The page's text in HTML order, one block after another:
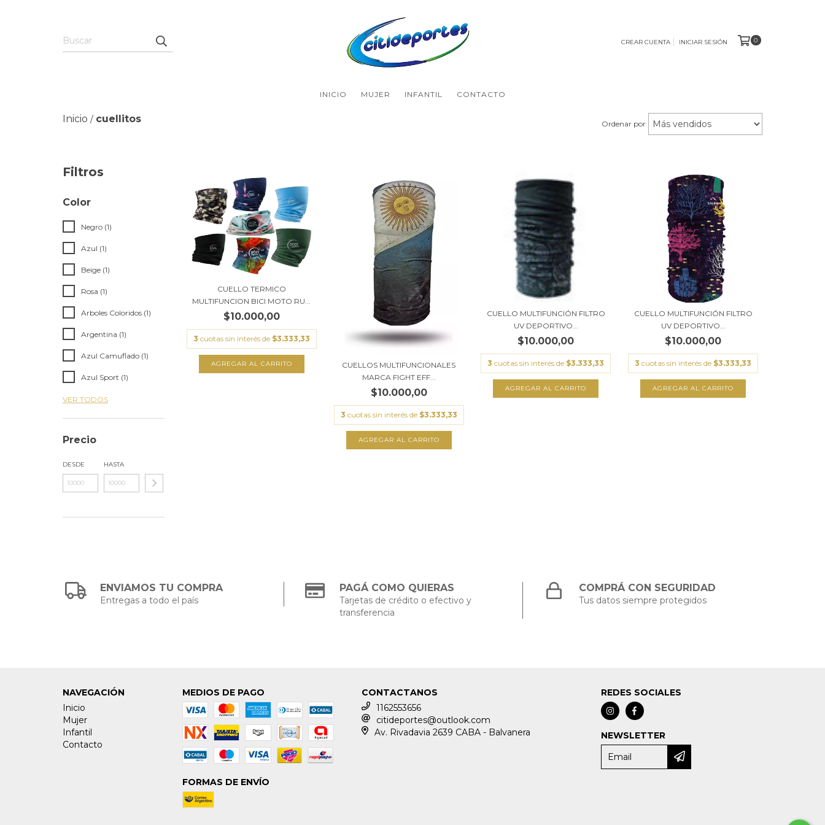
CREAR CUENTA INICIAR SESIÓN 0
INICIO MUJER INFANTIL CONTACTO
Inicio / cuellitos Ordenar por
Filtros
Color
Negro (1)
Azul (1)
Beige (1)
Rosa (1)
Arboles Coloridos (1)
Argentina (1)
Azul Camuflado (1)
Azul Sport (1)
VER TODOS
Precio
DESDE HASTA
CUELLO TERMICO
MULTIFUNCION BICI MOTO RU...
$10.000,00
3 cuotas sin interés de $3.333,33
CUELLOS MULTIFUNCIONALES
MARCA FIGHT EFF...
$10.000,00
3 cuotas sin interés de $3.333,33
AGREGAR AL CARRITO
CUELLO MULTIFUNCIÓN FILTRO
UV DEPORTIVO...
$10.000,00
3 cuotas sin interés de $3.333,33
AGREGAR AL CARRITO
CUELLO MULTIFUNCIÓN FILTRO
UV DEPORTIVO...
$10.000,00
3 cuotas sin interés de $3.333,33
AGREGAR AL CARRITO
ENVIAMOS TU COMPRA
Entregas a todo el país
PAGÁ COMO QUIERAS
Tarjetas de crédito o efectivo y
transferencia
COMPRÁ CON SEGURIDAD
Tus datos siempre protegidos
NAVEGACIÓN
Inicio
Mujer
Infantil
Contacto
MEDIOS DE PAGO
FORMAS DE ENVÍO
CONTACTANOS
1162553656
citideportes@outlook.com
Av. Rivadavia 2639 CABA - Balvanera
REDES SOCIALES
NEWSLETTER